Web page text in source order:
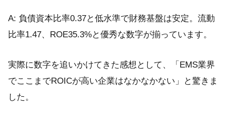
A: 負債資本比率0.37と低水準で財務基盤は安定。流動
比率1.47、ROE35.3%と優秀な数字が揃っています。
実際に数字を追いかけてきた感想として、「EMS業界
でここまでROICが高い企業はなかなかない」と驚きま
した。